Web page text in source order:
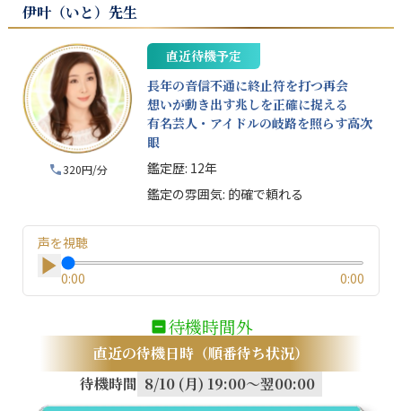
伊叶（いと） 先生
320円/分
直近待機予定
長年の音信不通に終止符を打つ再会
想いが動き出す兆しを正確に捉える
有名芸人・アイドルの岐路を照らす高次
眼
鑑定歴: 12年
鑑定の雰囲気: 的確で頼れる
声を視聴
0:00
0:00
待機時間外
直近の待機日時（順番待ち状況）
待機時間 8/10 (月) 19:00～翌00:00